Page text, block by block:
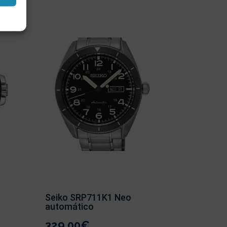
Seiko SRP711K1 Neo
automático